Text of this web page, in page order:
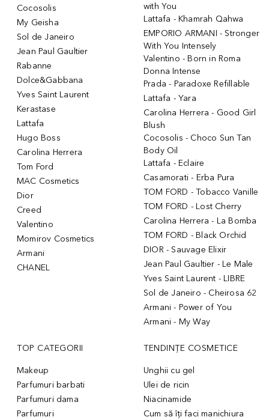
Cocosolis
My Geisha
Sol de Janeiro
Jean Paul Gaultier
Rabanne
Dolce&Gabbana
Yves Saint Laurent
Kerastase
Lattafa
Hugo Boss
Carolina Herrera
Tom Ford
MAC Cosmetics
Dior
Creed
Valentino
Momirov Cosmetics
Armani
CHANEL
with You
Lattafa - Khamrah Qahwa
EMPORIO ARMANI - Stronger
With You Intensely
Valentino - Born in Roma
Donna Intense
Prada - Paradoxe Refillable
Lattafa - Yara
Carolina Herrera - Good Girl
Blush
Cocosolis - Choco Sun Tan
Body Oil
Lattafa - Eclaire
Casamorati - Erba Pura
TOM FORD - Tobacco Vanille
TOM FORD - Lost Cherry
Carolina Herrera - La Bomba
TOM FORD - Black Orchid
DIOR - Sauvage Elixir
Jean Paul Gaultier - Le Male
Yves Saint Laurent - LIBRE
Sol de Janeiro - Cheirosa 62
Armani - Power of You
Armani - My Way
TOP CATEGORII
Makeup
Parfumuri barbati
Parfumuri dama
Parfumuri
TENDINȚE COSMETICE
Unghii cu gel
Ulei de ricin
Niacinamide
Cum să îți faci manichiura